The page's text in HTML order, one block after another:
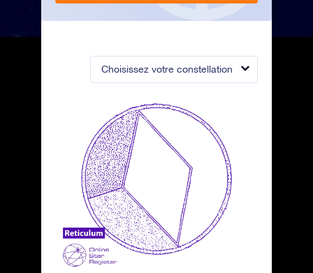
Choisissez votre constellation